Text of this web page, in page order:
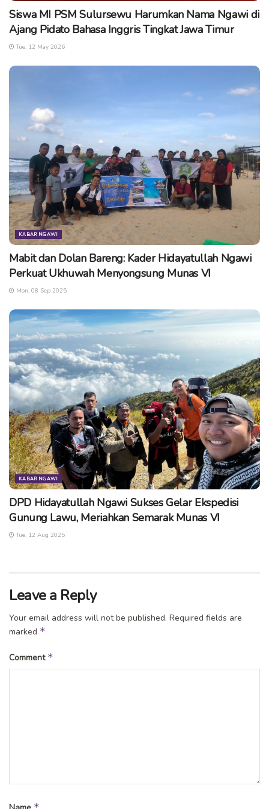
Tags: dinkop um ngawi ekonomi
ngawilaku
pemasaran digital
teknologi umkm ngawi
Siswa MI PSM Sulursewu Harumkan Nama Ngawi di
Ajang Pidato Bahasa Inggris Tingkat Jawa Timur
Tue, 12 May 2026
KABAR NGAWI
Mabit dan Dolan Bareng: Kader Hidayatullah Ngawi
Perkuat Ukhuwah Menyongsung Munas VI
Mon, 08 Sep 2025
KABAR NGAWI
DPD Hidayatullah Ngawi Sukses Gelar Ekspedisi
Gunung Lawu, Meriahkan Semarak Munas VI
Tue, 12 Aug 2025
Leave a Reply
Your email address will not be published. Required fields are
marked *
Comment *